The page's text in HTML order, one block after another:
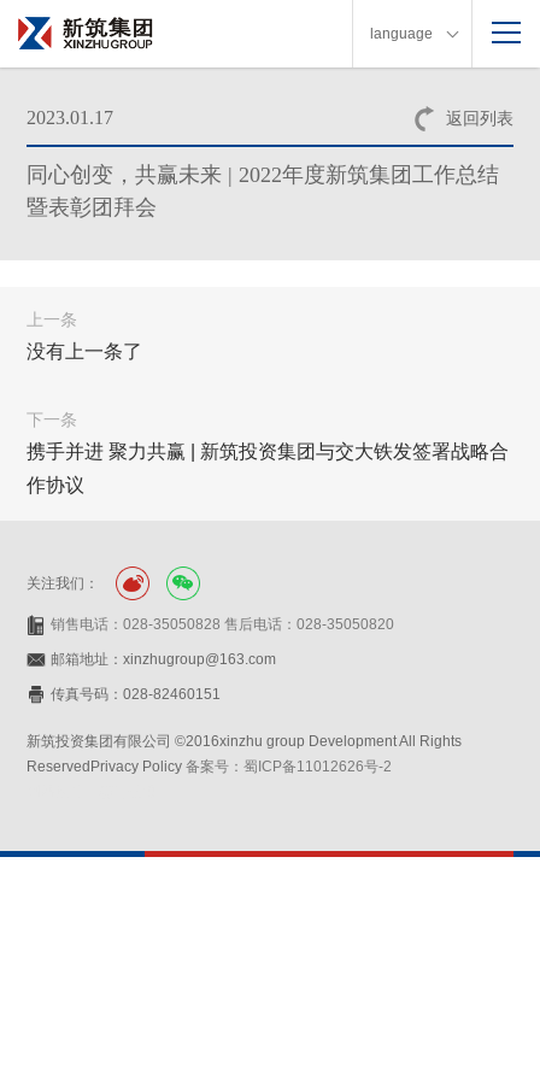
language
返回列表
2023.01.17
同心创变，共赢未来 | 2022年度新筑集团工作总结
暨表彰团拜会
上一条
没有上一条了
下一条
携手并进 聚力共赢 | 新筑投资集团与交大铁发签署战略合
作协议
关注我们：
销售电话：028-35050828 售后电话：028-35050820
邮箱地址：xinzhugroup@163.com
传真号码：028-82460151
新筑投资集团有限公司 ©2016xinzhu group Development All Rights
ReservedPrivacy Policy备案号：蜀ICP备11012626号-2